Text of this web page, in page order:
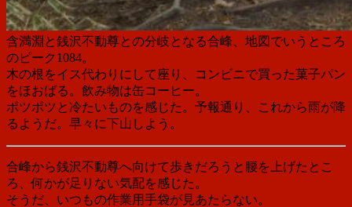
含満淵と銭沢不動尊との分岐となる合峰、地図でいうところ
のピーク1084。
木の根をイス代わりにして座り、コンビニで買った菓子パン
をほおばる。飲み物は缶コーヒー。
ポツポツと冷たいものを感じた。予報通り、これから雨が降
るようだ。早々に下山しよう。
合峰から銭沢不動尊へ向けて歩きだろうと腰を上げたとこ
ろ、何かが足りない気配を感じた。
そうだ、いつもの作業用手袋が見あたらない。